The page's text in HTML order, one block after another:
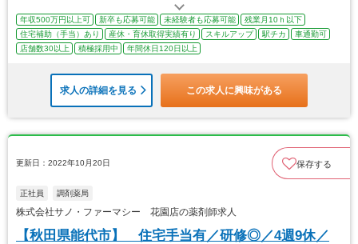
年収500万円以上可 新卒も応募可能 未経験者も応募可能
残業月10ｈ以下
住宅補助（手当）あり
産休・育休取得実績有り スキルアップ 駅チカ
車通勤可
店舗数30以上
積極採用中 年間休日120日以上
求人の詳細を見る この求人に興味がある
更新日：2022年10月20日 保存する
正社員 調剤薬局
株式会社サノ・ファーマシー 花園店の薬剤師求人
【秋田県能代市】 住宅手当有／研修◎／4週9休／